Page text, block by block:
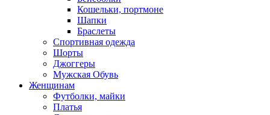
Кошельки, портмоне
Шапки
Браслеты
Спортивная одежда
Шорты
Джоггеры
Мужская Обувь
Женщинам
Футболки, майки
Платья